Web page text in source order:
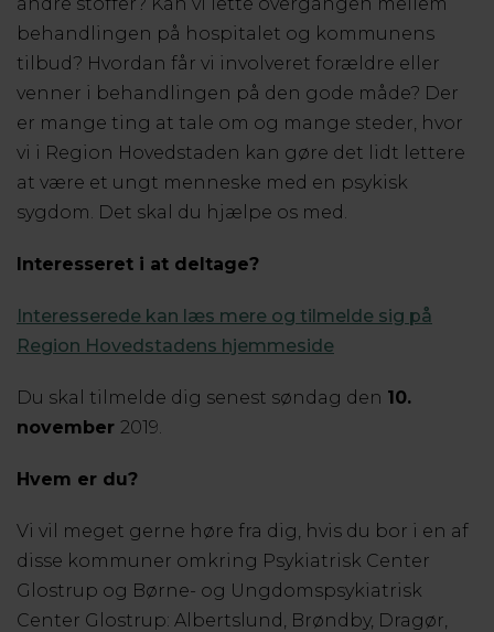
behandlingen på hospitalet og kommunens
tilbud? Hvordan får vi involveret forældre eller
venner i behandlingen på den gode måde? Der
er mange ting at tale om og mange steder, hvor
vi i Region Hovedstaden kan gøre det lidt lettere
at være et ungt menneske med en psykisk
sygdom. Det skal du hjælpe os med.
Interesseret i at deltage?
Interesserede kan læs mere og tilmelde sig på
Region Hovedstadens hjemmeside
Du skal tilmelde dig senest søndag den 10.
november 2019.
Hvem er du?
Vi vil meget gerne høre fra dig, hvis du bor i en af
disse kommuner omkring Psykiatrisk Center
Glostrup og Børne- og Ungdomspsykiatrisk
Center Glostrup: Albertslund, Brøndby, Dragør,